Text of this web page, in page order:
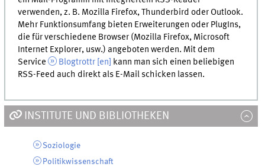
verwenden,z. B. Mozilla Firefox, Thunderbird oder Outlook.
Mehr Funktionsumfang bieten Erweiterungen oder PlugIns,
die für verschiedene Browser (Mozilla Firefox, Microsoft
Internet Explorer, usw.) angeboten werden. Mit dem
Service
Blogtrottr [ en
kann man sich einen beliebigen
RSS-Feed auch direkt als E-Mail schicken lassen.
INSTITUTE UND BIBLIOTHEKEN
Soziologie
Politikwissenschaft